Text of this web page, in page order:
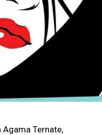
Agama Ternate,